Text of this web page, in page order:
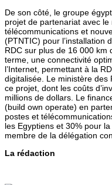
De son côté, le groupe
projet de partenariat avec le
télécommunications et
(PTNTIC) pour l’installation
RDC sur plus de 16 000 km
terme, une connectivité
l’Internet, permettant à la
digitalisée. Le ministère des
ce projet, dont les coûts
millions de dollars. Le
(build own operate) en
postes et
les Egyptiens et 30% pour
membre de la délégation
La rédaction